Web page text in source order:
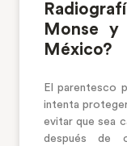
Monse
México?
El parentesco
intenta
evitar que sea
después de